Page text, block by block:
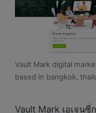
Vault Mark digital
based in bangkok,
Vault Mark เอเจน